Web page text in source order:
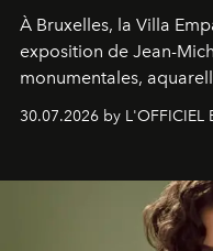
À Bruxelles, la Villa
exposition de Jean-
monumentales,
soufflé, l’artiste
émotionnel où chaque
émerveillement.
30.07.2026 by L'OFFICIEL